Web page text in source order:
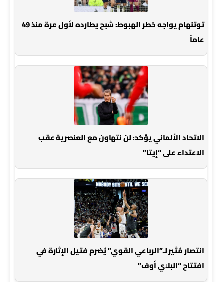
توتنهام يواجه خطر الهبوط: شبح يطارده لأول مرة منذ 49
عاماً
الاتحاد الألماني يؤكد: لن نتهاون مع العنصرية عقب
الاعتداء على “إيتا”
انتصار مُثير لـ”الرباعي القوي” يُضرم فتيل الإثارة في
افتتاح “البلاي أوف”